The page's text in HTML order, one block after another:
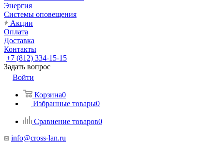
Энергия
Системы оповещения
Акции
Оплата
Доставка
Контакты
+7 (812) 334-15-15
Задать вопрос
Войти
Корзина0
Избранные товары0
Сравнение товаров0
info@cross-lan.ru